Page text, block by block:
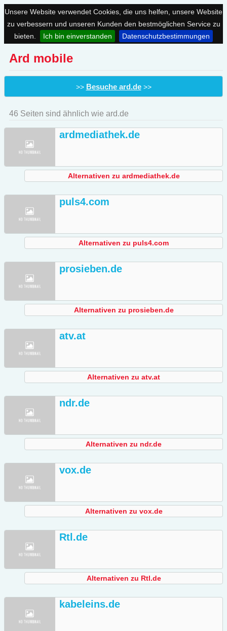
Unsere Website verwendet Cookies, die uns helfen, unsere Website
zu verbessern und unseren Kunden den bestmöglichen Service zu
bieten.
Ich bin einverstanden Datenschutzbestimmungen
Ard mobile
>> Besuche ard.de>>
46 Seiten sind ähnlich wie ard.de
ardmediathek.de
Alternativen zu ardmediathek.de
puls4.com
Alternativen zu puls4.com
prosieben.de
Alternativen zu prosieben.de
atv.at
Alternativen zu atv.at
ndr.de
Alternativen zu ndr.de
vox.de
Alternativen zu vox.de
Rtl.de
Alternativen zu Rtl.de
kabeleins.de